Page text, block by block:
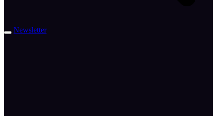
Newsletter